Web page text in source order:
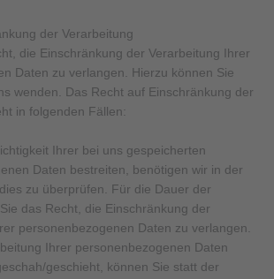
der Verarbeitung
die Einschränkung der Verarbeitung Ihrer
Daten zu verlangen. Hierzu können Sie
wenden. Das Recht auf Einschränkung der
in folgenden Fällen:
Ihrer bei uns gespeicherten
Daten bestreiten, benötigen wir in der
zu überprüfen. Für die Dauer der
das Recht, die Einschränkung der
personenbezogenen Daten zu verlangen.
Ihrer personenbezogenen Daten
geschieht, können Sie statt der